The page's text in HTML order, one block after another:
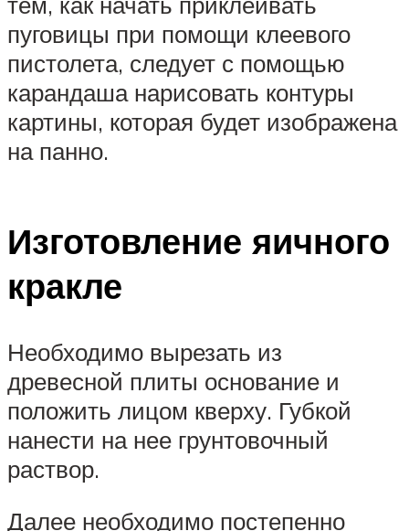
пуговицы при помощи клеевого
пистолета, следует с помощью
карандаша нарисовать контуры
картины, которая будет изображена
на панно.
Изготовление яичного
кракле
Необходимо вырезать из
древесной плиты основание и
положить лицом кверху. Губкой
нанести на нее грунтовочный
раствор.
Далее необходимо постепенно